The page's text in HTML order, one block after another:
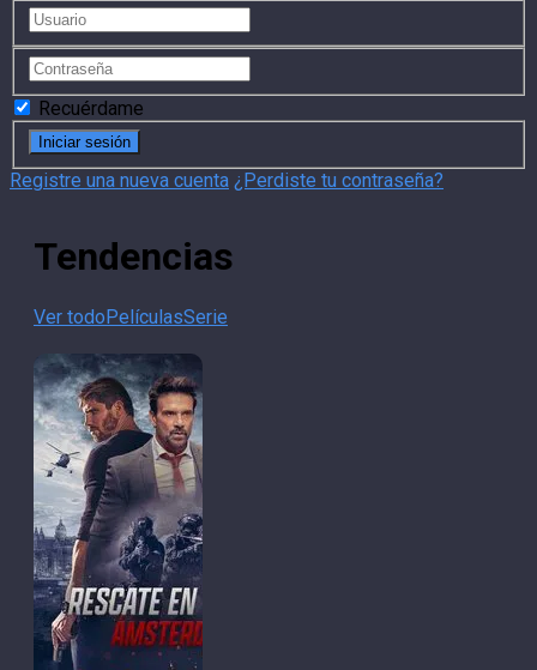
Recuérdame
Registre una nueva cuenta ¿Perdiste tu contraseña?
Tendencias
Ver todo PelículasSerie